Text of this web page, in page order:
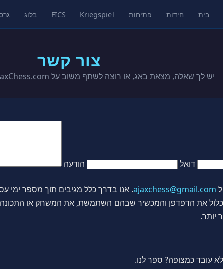
בית חידות פתיחות Kriegspiel
FICS בלוג
צור קשר
יש לך שאלה, מצאת באג, או רוצה לשתף משוב על AjaxChess.com? נשמח לשמוע ממך.
דואל הודעה
ajaxchess@gmail.com. אנו בדרך כלל מגיבים תוך מספר ימי
כלול את הדפדפן והמכשיר שבהם השתמשת, את המשחק או
יותר.
עובד כמצופה? ספר לנו.